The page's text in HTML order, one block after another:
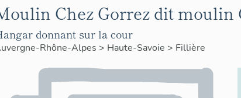
Chez Gorrez dit moulin
donnant sur la cour
Rhône-Alpes > Haute-Savoie > Fillière